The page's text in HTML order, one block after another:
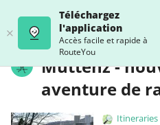
Téléchargez
l'application
Accès facile et rapide à
RouteYou
Muttenz -
aventure de
Itineraries